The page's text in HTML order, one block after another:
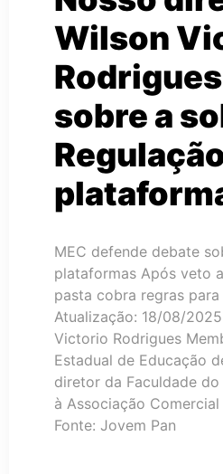
Wilson
sobre a
MEC defende debate
plataformas Após veto
pasta cobra regras
Atualização: 18/08/
Victorio Rodrigues
Estadual de Educação
diretor da Faculdade
à Associação Comercial
Fonte: Jovem Pan